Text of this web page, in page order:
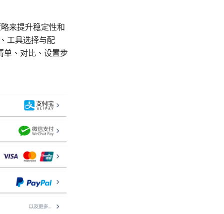
来提升稳定性和
工具选择与配
单、对比、设置步